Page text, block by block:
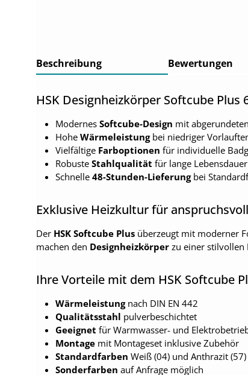
Beschreibung Bewertungen
HSK Designheizkörper Softcube Plus
Modernes Softcube-Design mit
Hohe Wärmeleistungbei niedriger
Vielfältige Farboptionen für individuelle
Robuste Stahlqualität für lange Lebensdauer
Schnelle 48-Stunden-Lieferungbei
Exklusive Heizkultur für
Der HSK Softcube Plus überzeugt mit moderner
machen den Designheizkörper zu einer stilvollen
Ihre Vorteile mit dem HSK Softcube
Wärmeleistungnach DIN EN 442
Qualitätsstahl pulverbeschichtet
Geeignet für Warmwasser- und
Montage mit Montageset inklusive Zubehör
Standardfarben Weiß (04) und Anthrazit (57)
Sonderfarben auf Anfrage möglich